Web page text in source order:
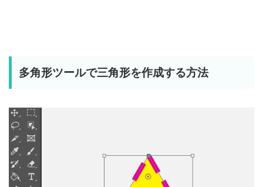
多角形ツールで三角形を作成する方法